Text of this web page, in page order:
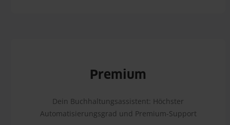
Premium
Dein Buchhaltungsassistent: Höchster
Automatisierungsgrad und Premium-Support